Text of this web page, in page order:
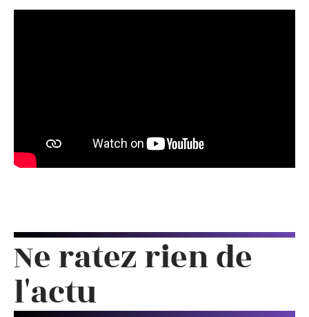
Ne ratez rien de
l'actu